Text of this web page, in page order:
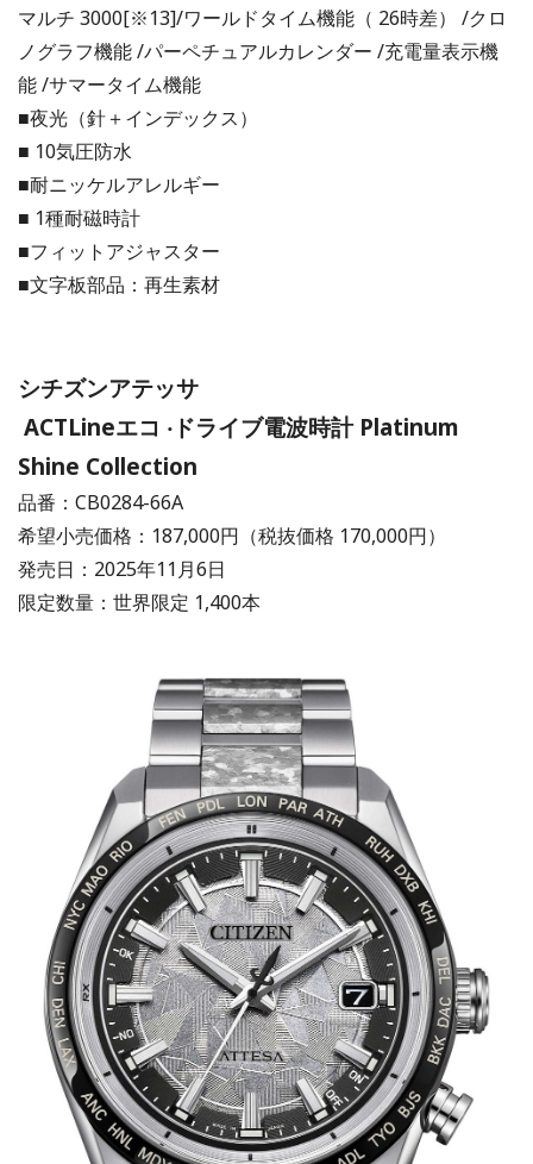
マルチ 3000[※13]/ワールドタイム機能（ 26時差） /クロ
ノグラフ機能 /パーペチュアルカレンダー /充電量表示機
能 /サマータイム機能
■夜光（針＋インデックス）
■ 10気圧防水
■耐ニッケルアレルギー
■ 1種耐磁時計
■フィットアジャスター
■⽂字板部品：再生素材
シチズンアテッサ
ACTLineエコ ‧ドライブ電波時計 Platinum
Shine Collection
品番：CB0284-66A
希望⼩売価格：187,000円（税抜価格 170,000円）
発売⽇：2025年11月6⽇
限定数量：世界限定 1,400本